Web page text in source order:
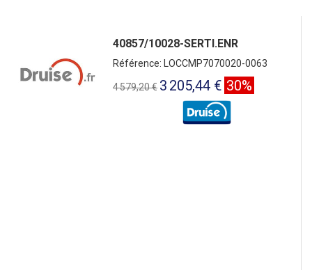
40857/10028-SERTI.ENR
Référence: LOCCMP7070020-0063
4 579,20 € 3 205,44 € 30%